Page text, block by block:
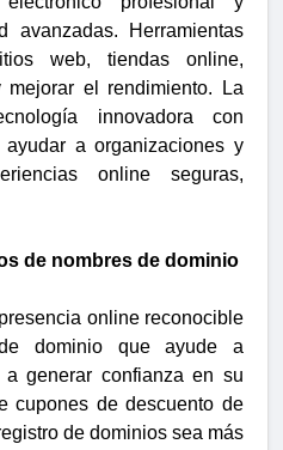
avanzadas. Herramientas
web, tiendas online,
el rendimiento. La
innovadora con
a organizaciones y
online seguras,
de nombres de dominio
online reconocible
dominio que ayude a
a generar confianza en su
cupones de descuento de
de dominios sea más